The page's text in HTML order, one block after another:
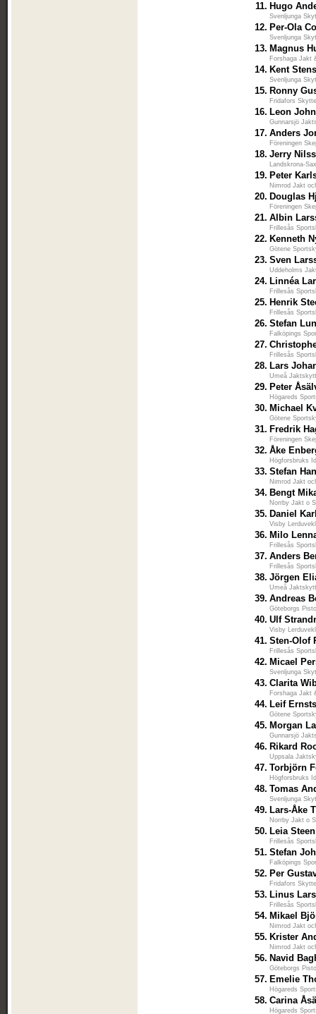
11. Hugo
Svenljunga
12. Per-Ola
Svenljunga
13. Magnus
Forshaga Jakt
14. Kent
Svenljunga
15. Ronny
Fridafors
16. Leon
Gunnarsjö
17. Anders
Föreningen
18. Jerry
Landskrona-
19. Peter
Nimrod Jakt
20. Douglas
Föreningen
21. Albin
Frillesås
22. Kenneth
Götene
23. Sven
Uddeholms
24. Linnéa
Frillesås
25. Henrik
Frillesås
26. Stefan
Falköpings
27.
Frillesås
28. Lars
Umeå
29. Peter
Högareds
30. Michael
Götene
31. Fredrik
Föreningen
32. Åke
Högforsbruks
33. Stefan
Nimrod Jakt
34. Bengt
Norrby Jakt o
35. Daniel
Visby
36. Milo
Frillesås
37. Anders
Frillesås
38. Jörgen
Umeå
39. Andreas
Göteborgs
40. Ulf
Visby
41. Sten-Olof
Frillesås
42. Micael
Svenljunga
43. Clarita
Forshaga Jakt
44. Leif
Götene
45. Morgan
Gunnarsjö
46. Rikard
Uppsala
47. Torbjörn
Högforsbruks
48. Tomas
Svenljunga
49. Lars-Åke
Norrby Jakt o
50. Leia Steen
Frillesås
51. Stefan
Falköpings
52. Per
Fridafors
53. Linus
Frillesås
54. Mikael
Nimrod Jakt
55. Krister
Nimrod Jakt
56. Navid
Göteborgs
57. Emelie
Högareds
58. Carina
Högareds